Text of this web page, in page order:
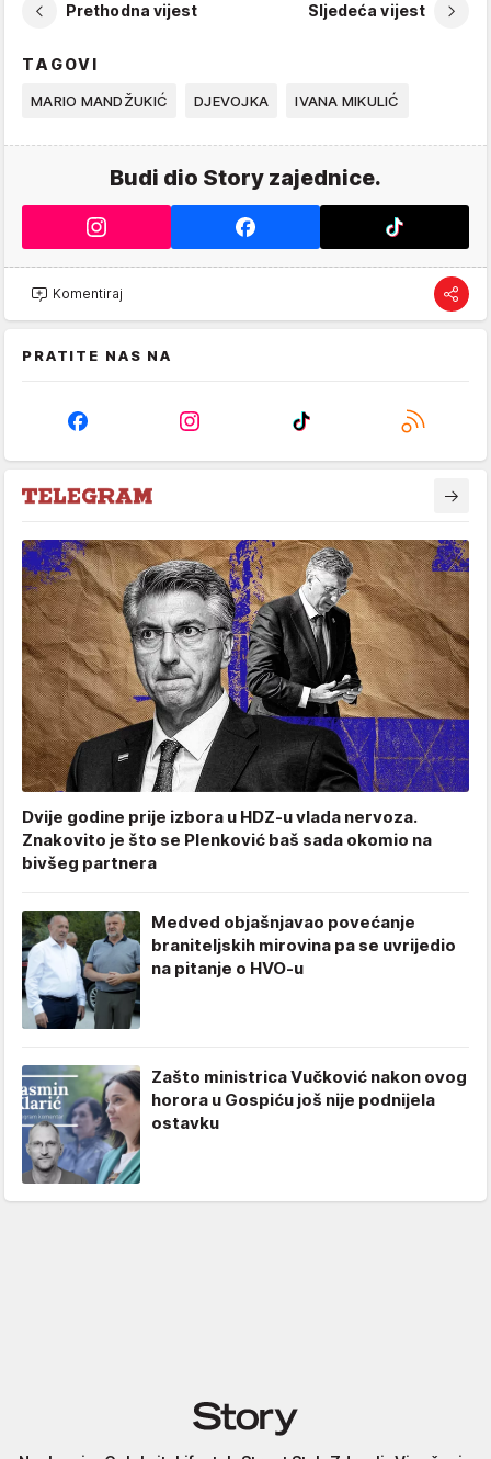
Prethodna vijest Sljedeća vijest
TAGOVI
MARIO MANDŽUKIĆ DJEVOJKA IVANA MIKULIĆ
Budi dio Story zajednice.
Komentiraj
PRATITE NAS NA
Dvije godine prije izbora u HDZ-u vlada nervoza.
Znakovito je što se Plenković baš sada okomio na
bivšeg partnera
Medved objašnjavao povećanje
braniteljskih mirovina pa se uvrijedio
na pitanje o HVO-u
Zašto ministrica Vučković nakon ovog
horora u Gospiću još nije podnijela
ostavku